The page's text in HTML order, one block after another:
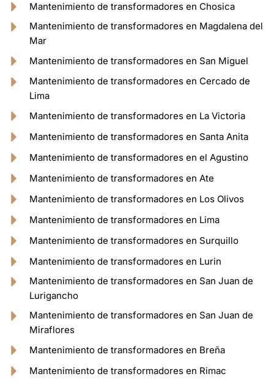
Mantenimiento de transformadores en Chosica
Mantenimiento de transformadores en Magdalena del
Mar
Mantenimiento de transformadores en San Miguel
Mantenimiento de transformadores en Cercado de
Lima
Mantenimiento de transformadores en La Victoria
Mantenimiento de transformadores en Santa Anita
Mantenimiento de transformadores en el Agustino
Mantenimiento de transformadores en Ate
Mantenimiento de transformadores en Los Olivos
Mantenimiento de transformadores en Lima
Mantenimiento de transformadores en Surquillo
Mantenimiento de transformadores en Lurin
Mantenimiento de transformadores en San Juan de
Lurigancho
Mantenimiento de transformadores en San Juan de
Miraflores
Mantenimiento de transformadores en Breña
Mantenimiento de transformadores en Rimac